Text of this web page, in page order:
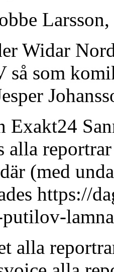
Widar
så som
Exakt24
(med
https://
alla